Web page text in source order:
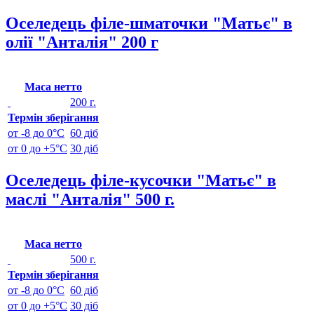
Оселедець філе-шматочки "Матьє" в
олії "Анталія" 200 г
Маса нетто
200 г.
Термін зберігання
от -8 до 0°C 60 діб
от 0 до +5°C 30 діб
Оселедець філе-кусочки "Матьє" в
маслі "Анталія" 500 г.
Маса нетто
500 г.
Термін зберігання
от -8 до 0°C 60 діб
от 0 до +5°C 30 діб